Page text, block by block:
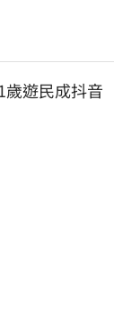
歲遊民成抖音